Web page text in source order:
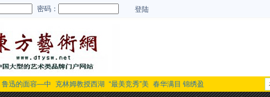
密码： 登陆
鲁迅的面容—中 克林姆教授西湖 “最美竞秀”美 春华满目 锦绣盈